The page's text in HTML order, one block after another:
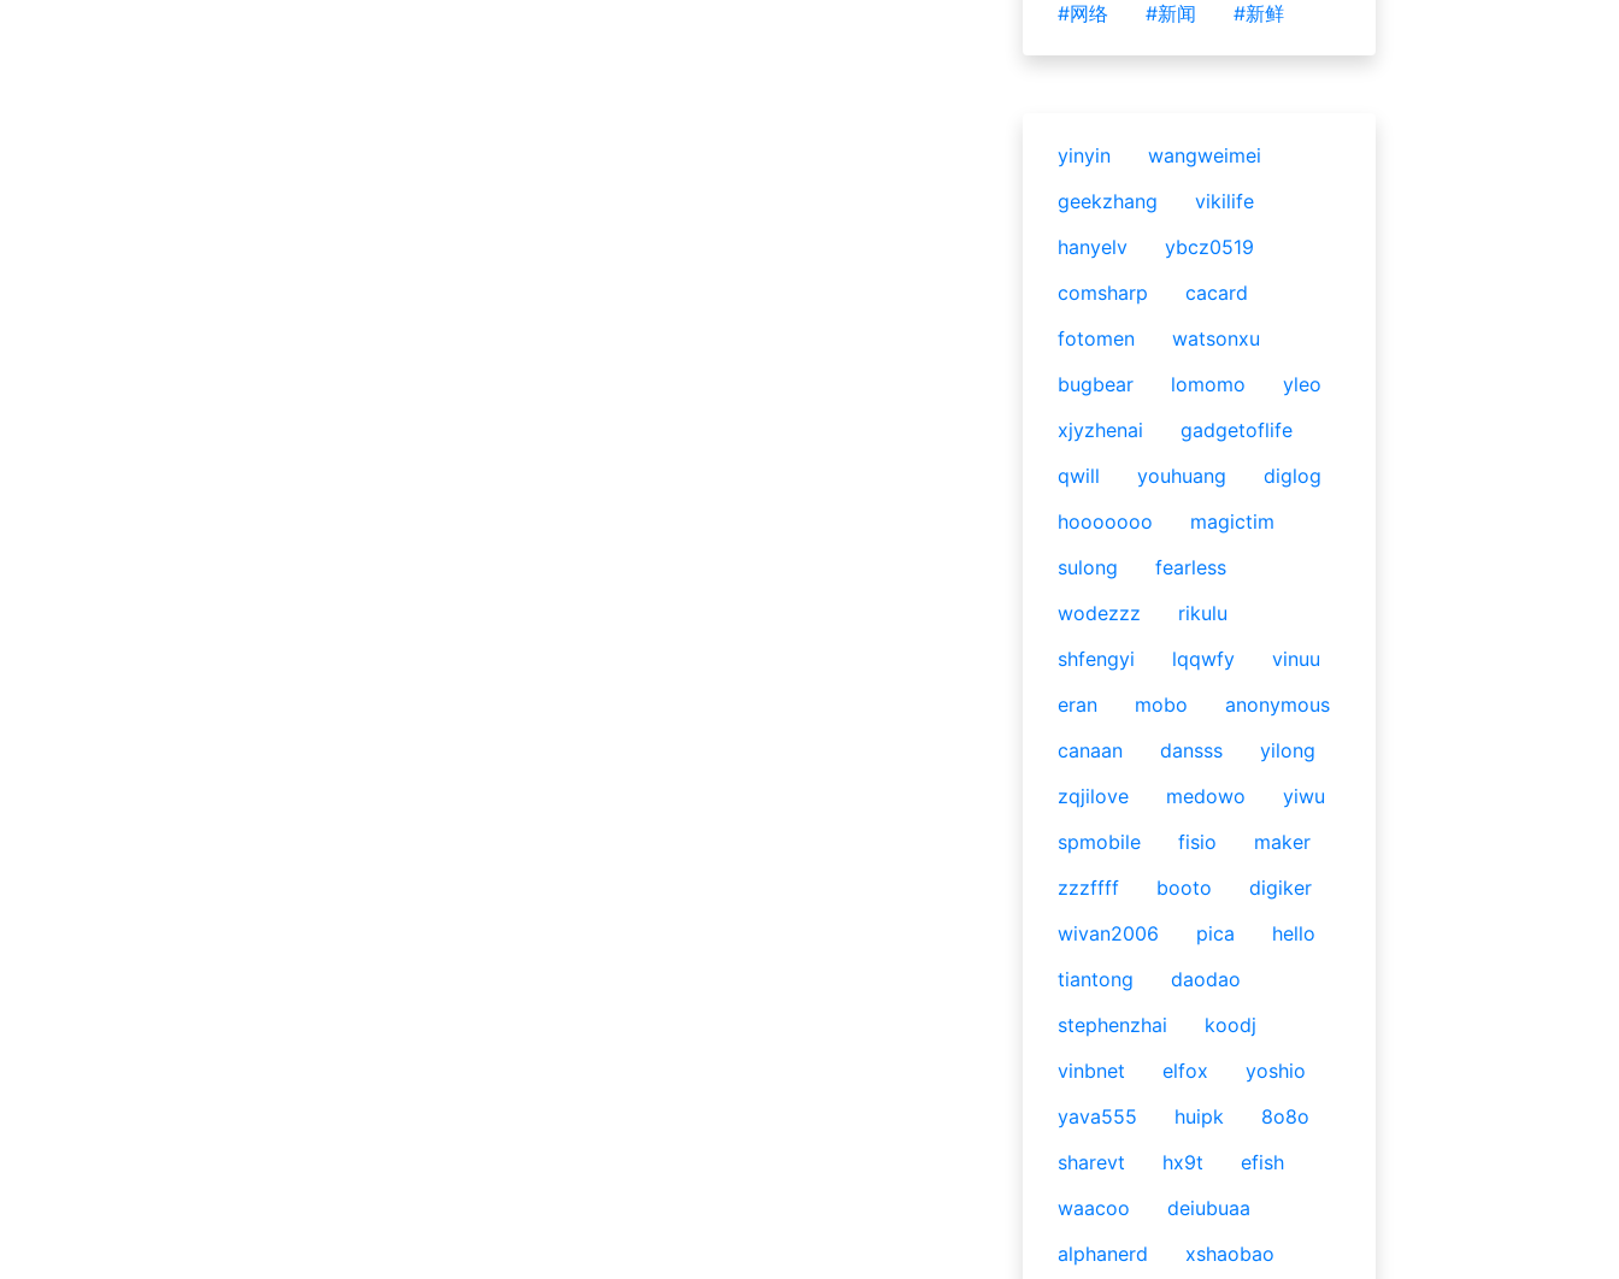
#网络
#新闻 #新鲜
yinyin
wangweimei
geekzhang
vikilife
hanyelv
ybcz0519
comsharp
cacard
fotomen
watsonxu
bugbear
lomomo
yleo
xjyzhenai
gadgetoflife
qwill
youhuang
diglog
hooooooo
magictim
sulong
fearless
wodezzz
rikulu
shfengyi
lqqwfy
vinuu
eran
mobo
anonymous
canaan
dansss
yilong
zqjilove
medowo
yiwu
spmobile
fisio
maker
zzzffff
booto
digiker
wivan2006
pica
hello
tiantong
daodao
stephenzhai
koodj
vinbnet
elfox
yoshio
yava555
huipk
8o8o
sharevt
hx9t
efish
waacoo
deiubuaa
alphanerd
xshaobao